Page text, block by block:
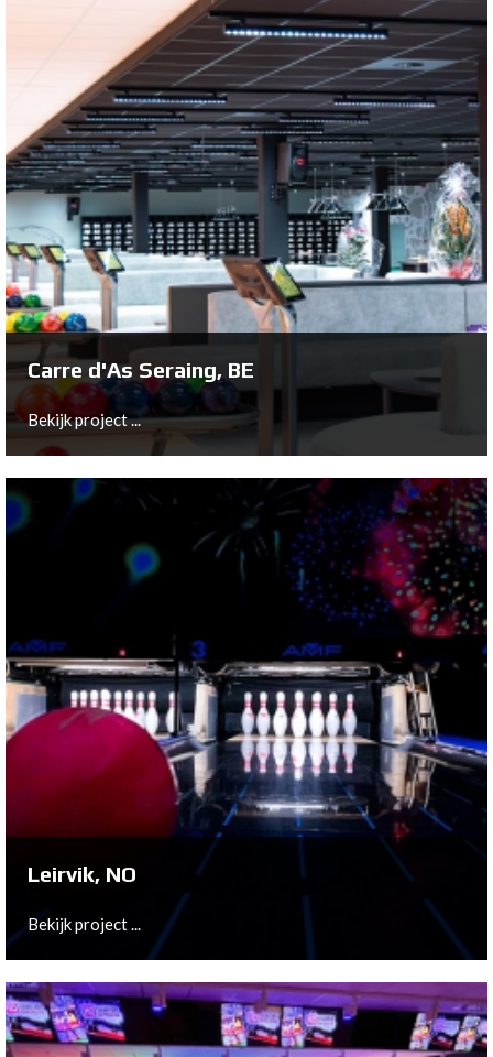
Delfgauw, NL
Bowltech Introduces First Short Lane Package with 3D
Masking at Monkey Town Delft!
Bekijk project ...
Carre d'As Seraing, BE
Bekijk project ...
Carre d'As Seraing, BE
Bekijk project ...
Leirvik, NO
Bekijk project ...